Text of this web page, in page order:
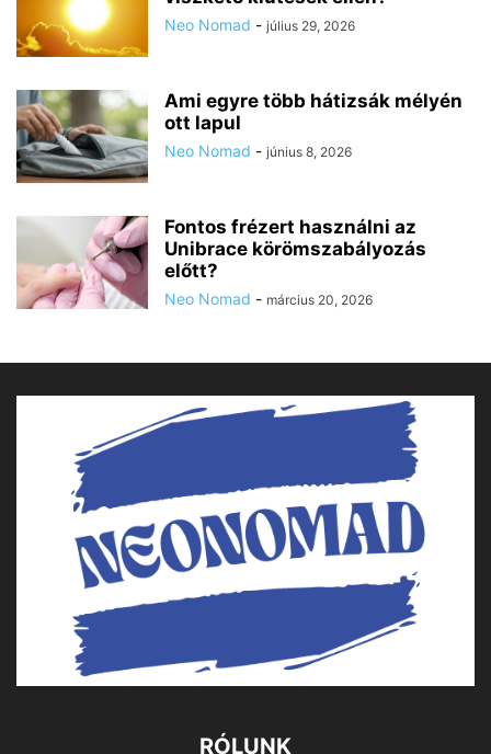
Neo Nomad - július 29, 2026
Ami egyre több hátizsák mélyén
ott lapul
Neo Nomad - június 8, 2026
Fontos frézert használni az
Unibrace körömszabályozás
előtt?
Neo Nomad - március 20, 2026
RÓLUNK